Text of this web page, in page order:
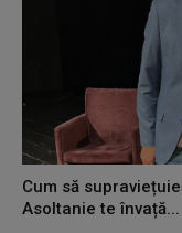
Cum să
Asoltanie te învață...